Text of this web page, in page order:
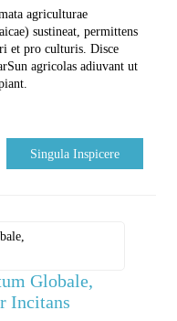
agriculturae
sustineat, permittens
et pro culturis. Disce
agricolas adiuvant ut
Singula Inspicere
Globale,
Incitans